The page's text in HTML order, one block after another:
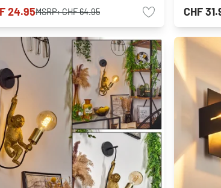
24.95MSRP:CHF 64.95 CHF